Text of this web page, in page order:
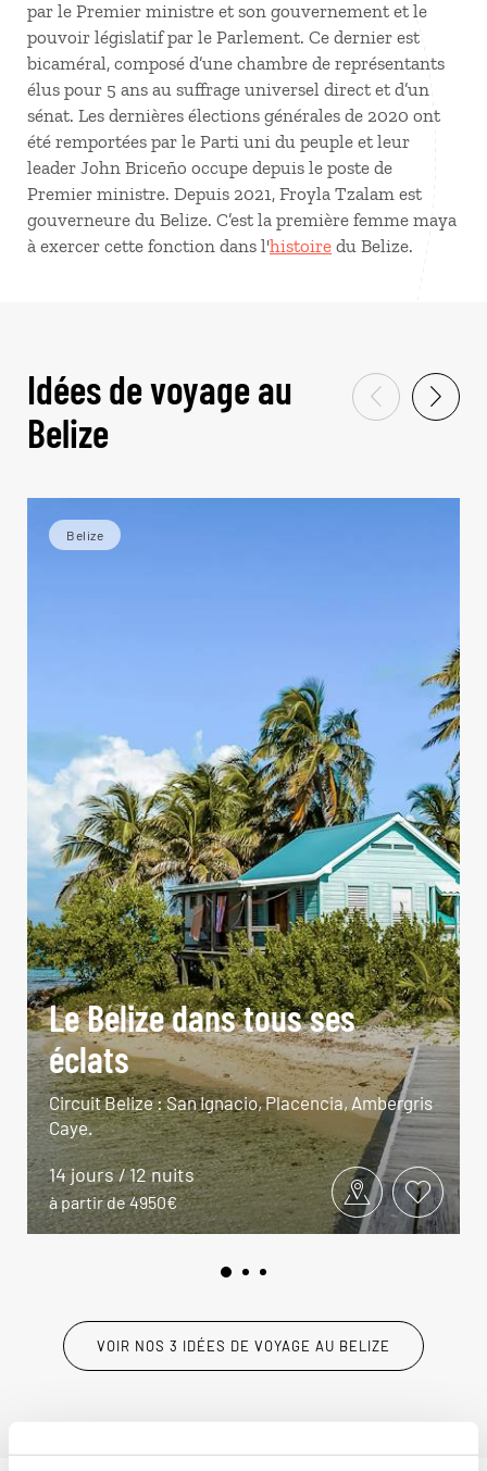
par le Premier ministre et son gouvernement et le
pouvoir législatif par le Parlement. Ce dernier est
bicaméral, composé d’une chambre de représentants
élus pour 5 ans au suffrage universel direct et d’un
sénat. Les dernières élections générales de 2020 ont
été remportées par le Parti uni du peuple et leur
leader John Briceño occupe depuis le poste de
Premier ministre. Depuis 2021, Froyla Tzalam est
gouverneure du Belize. C’est la première femme maya
à exercer cette fonction dans l'histoire du Belize.
Idées de voyage au
Belize
Belize
Le Belize dans tous ses
éclats
Circuit Belize : San Ignacio, Placencia, Ambergris
Caye.
14 jours / 12 nuits
à partir de 4950€
VOIR NOS 3 IDÉES DE VOYAGE AU BELIZE